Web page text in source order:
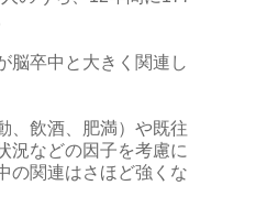
脳卒中と大きく関連し
、飲酒、肥満）や既往
況などの因子を考慮に
の関連はさほど強くな